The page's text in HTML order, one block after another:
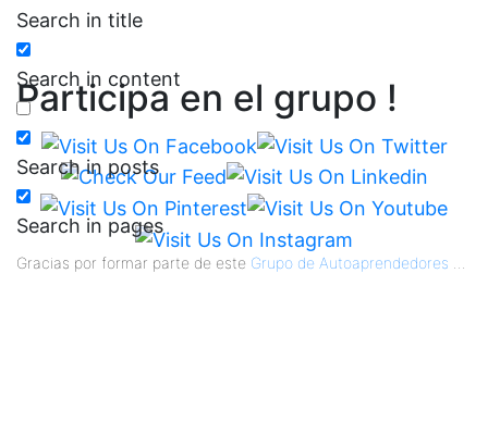
Search in title
Search in content
Search in posts
Search in pages
Participa en el grupo !
Gracias por formar parte de este Grupo de Autoaprendedores